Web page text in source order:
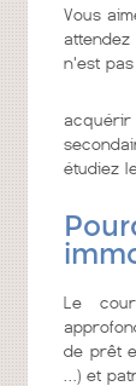
Vous
n'est
étudiez
Le
de prêt
…) et